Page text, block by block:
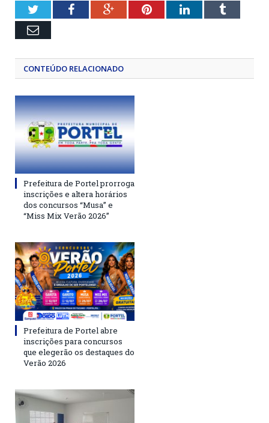
TwitterFacebookGoogle+PinterestLinkedInTumblr
Email
CONTEÚDO RELACIONADO
Prefeitura de Portel prorroga
inscrições e altera horários
dos concursos “Musa” e
“Miss Mix Verão 2026”
Prefeitura de Portel abre
inscrições para concursos
que elegerão os destaques do
Verão 2026